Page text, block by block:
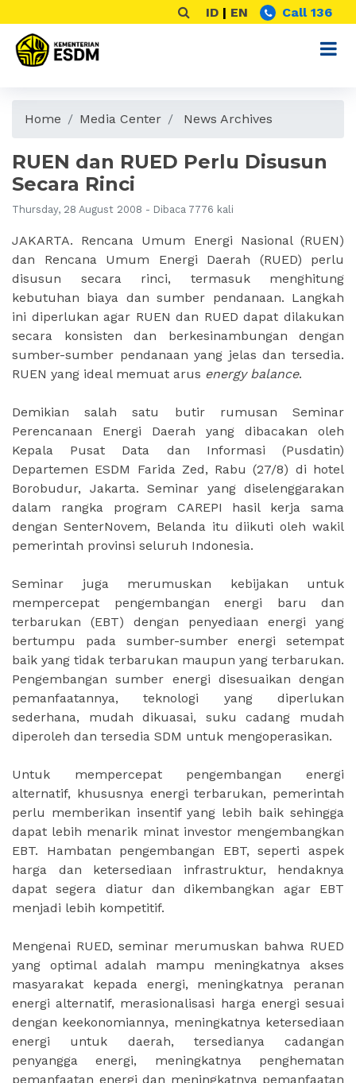
ID | EN Call 136
Home Media Center News Archives
RUEN dan RUED Perlu Disusun
Secara Rinci
Thursday, 28 August 2008 - Dibaca 7776 kali
JAKARTA. Rencana Umum Energi Nasional (RUEN)
dan Rencana Umum Energi Daerah (RUED) perlu
disusun secara rinci, termasuk menghitung
kebutuhan biaya dan sumber pendanaan. Langkah
ini diperlukan agar RUEN dan RUED dapat dilakukan
secara konsisten dan berkesinambungan dengan
sumber-sumber pendanaan yang jelas dan tersedia.
RUEN yang ideal memuat arus energy balance.
Demikian salah satu butir rumusan Seminar
Perencanaan Energi Daerah yang dibacakan oleh
Kepala Pusat Data dan Informasi (Pusdatin)
Departemen ESDM Farida Zed, Rabu (27/8) di hotel
Borobudur, Jakarta. Seminar yang diselenggarakan
dalam rangka program CAREPI hasil kerja sama
dengan SenterNovem, Belanda itu diikuti oleh wakil
pemerintah provinsi seluruh Indonesia.
Seminar juga merumuskan kebijakan untuk
mempercepat pengembangan energi baru dan
terbarukan (EBT) dengan penyediaan energi yang
bertumpu pada sumber-sumber energi setempat
baik yang tidak terbarukan maupun yang terbarukan.
Pengembangan sumber energi disesuaikan dengan
pemanfaatannya, teknologi yang diperlukan
sederhana, mudah dikuasai, suku cadang mudah
diperoleh dan tersedia SDM untuk mengoperasikan.
Untuk mempercepat pengembangan energi
alternatif, khususnya energi terbarukan, pemerintah
perlu memberikan insentif yang lebih baik sehingga
dapat lebih menarik minat investor mengembangkan
EBT. Hambatan pengembangan EBT, seperti aspek
harga dan ketersediaan infrastruktur, hendaknya
dapat segera diatur dan dikembangkan agar EBT
menjadi lebih kompetitif.
Mengenai RUED, seminar merumuskan bahwa RUED
yang optimal adalah mampu meningkatnya akses
masyarakat kepada energi, meningkatnya peranan
energi alternatif, merasionalisasi harga energi sesuai
dengan keekonomiannya, meningkatnya ketersediaan
energi untuk daerah, tersedianya cadangan
penyangga energi, meningkatnya penghematan
pemanfaatan energi dan meningkatnya pemanfaatan